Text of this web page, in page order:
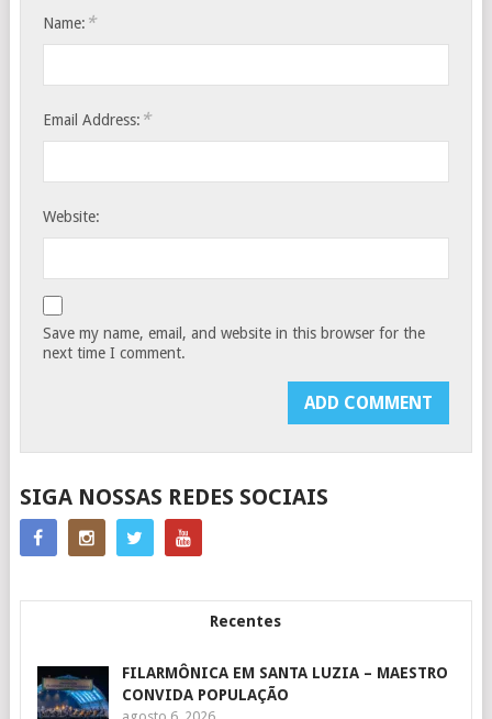
Name: *
Email Address: *
Website:
Save my name, email, and website in this browser for the
next time I comment.
SIGA NOSSAS REDES SOCIAIS
Recentes
FILARMÔNICA EM SANTA LUZIA – MAESTRO
CONVIDA POPULAÇÃO